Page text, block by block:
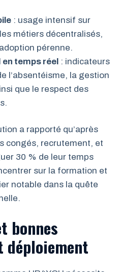
: usage intensif sur
métiers décentralisés,
pérenne.
en temps réel : indicateurs
l’absentéisme, la gestion
que le respect des
a rapporté qu’après
congés, recrutement, et
30 % de leur temps
sur la formation et
notable dans la quête
bonnes
déploiement